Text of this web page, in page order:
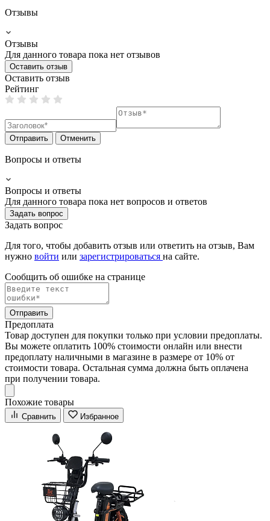
Отзывы
Отзывы
Для данного товара пока нет отзывов
Оставить отзыв
Оставить отзыв
Рейтинг
Отправить Отменить
Вопросы и ответы
Вопросы и ответы
Для данного товара пока нет вопросов и ответов
Задать вопрос
Задать вопрос
Для того, чтобы добавить отзыв или ответить на отзыв, Вам
нужно войти или зарегистрироваться на сайте.
Сообщить об ошибке на страницe
Отправить
Предоплата
Товар доступен для покупки только при условии предоплаты.
Вы можете оплатить 100% стоимости онлайн или внести
предоплату наличными в магазине в размере от 10% от
стоимости товара. Остальная сумма должна быть оплачена
при получении товара.
Похожие товары
Сравнить Избранное